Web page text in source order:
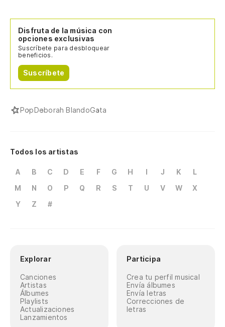
Disfruta de la música con
opciones exclusivas
Suscríbete para desbloquear
beneficios.
Suscríbete
PopDeborah BlandoGata
Todos los artistas
A B C D E F G H I J K
L
M
N O P Q R S T U V W
X
Y
Z #
Explorar
Canciones
Artistas
Álbumes
Playlists
Actualizaciones
Lanzamientos
Participa
Crea tu perfil musical
Envía álbumes
Envía letras
Correcciones de
letras